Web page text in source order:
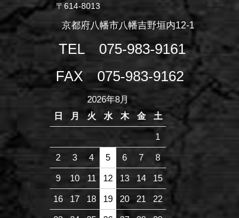
〒614-8013
京都府八幡市八幡吉野垣内12-1
TEL
075-983-9161
FAX
075-983-9162
2026年8月
日
月 火 水 木 金 土
1
2 3 4 5 6 7 8
9 10 11 12 13 14 15
16 17 18 19 20 21 22